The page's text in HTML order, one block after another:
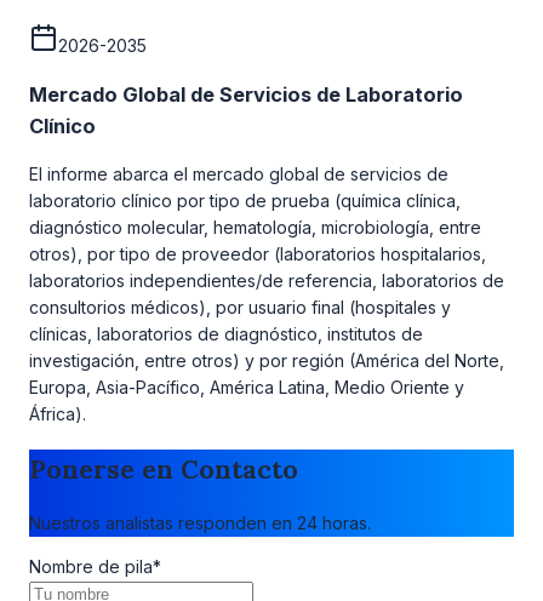
2026-2035
Mercado Global de Servicios de Laboratorio
Clínico
El informe abarca el mercado global de servicios de
laboratorio clínico por tipo de prueba (química clínica,
diagnóstico molecular, hematología, microbiología, entre
otros), por tipo de proveedor (laboratorios hospitalarios,
laboratorios independientes/de referencia, laboratorios de
consultorios médicos), por usuario final (hospitales y
clínicas, laboratorios de diagnóstico, institutos de
investigación, entre otros) y por región (América del Norte,
Europa, Asia-Pacífico, América Latina, Medio Oriente y
África).
Ponerse en Contacto
Nuestros analistas responden en 24 horas.
Nombre de pila*